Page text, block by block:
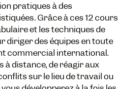
pratiques à des
Grâce à ces 12 cours
et les techniques de
diriger des équipes en toute
commercial international.
à distance, de réagir aux
sur le lieu de travail ou